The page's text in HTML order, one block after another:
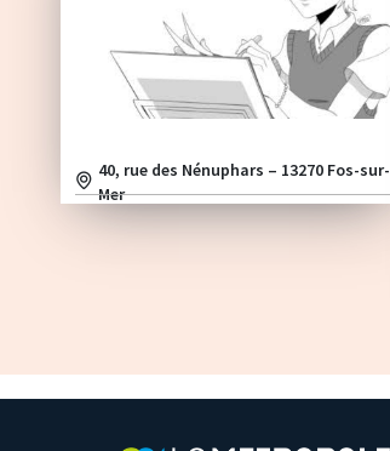
40, rue des Nénuphars – 13270 Fos-sur-
Mer